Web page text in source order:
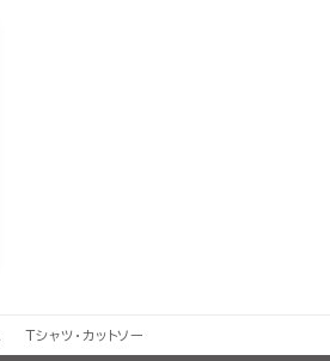
Tシャツ・カットソー